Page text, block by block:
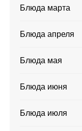
Блюда марта
Блюда апреля
Блюда мая
Блюда июня
Блюда июля